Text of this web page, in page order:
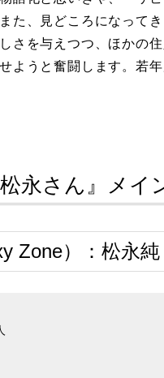
た、見どころになって
さを与えつつ、ほかの
ようと奮闘します。若
永さん』メイ
Zone）：松永純